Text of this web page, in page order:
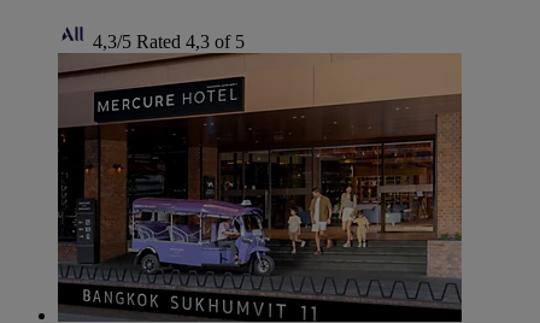
4,3/5 Rated 4,3 of 5